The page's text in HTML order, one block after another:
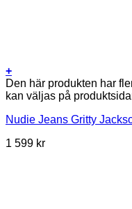
+
Den här produkten har
kan väljas på
Nudie Jeans Gritty
1 599 kr